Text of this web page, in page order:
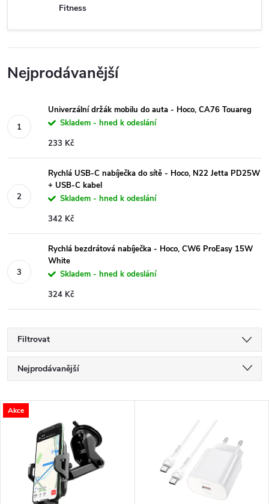
Fitness
Nejprodávanější
Univerzální držák mobilu do auta - Hoco, CA76 Touareg
Skladem - hned k odeslání
233 Kč
Rychlá USB-C nabíječka do sítě - Hoco, N22 Jetta PD25W
+ USB-C kabel
Skladem - hned k odeslání
342 Kč
Rychlá bezdrátová nabíječka - Hoco, CW6 ProEasy 15W
White
Skladem - hned k odeslání
324 Kč
Filtrovat
Ř
a
Nejprodávanější
Nejdražší
Abecedně
V
Akce